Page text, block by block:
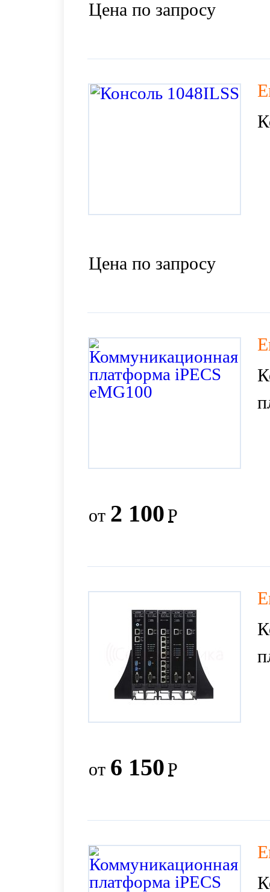
Цена по запросу
Цена по запросу
от 2 100Р
от 6 150Р